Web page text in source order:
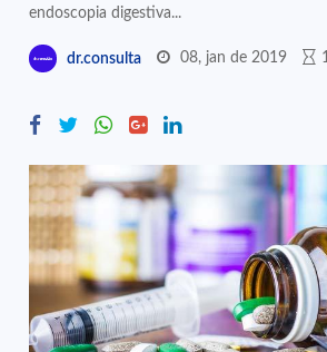
endoscopia digestiva...
dr.consulta 08, jan de 2019